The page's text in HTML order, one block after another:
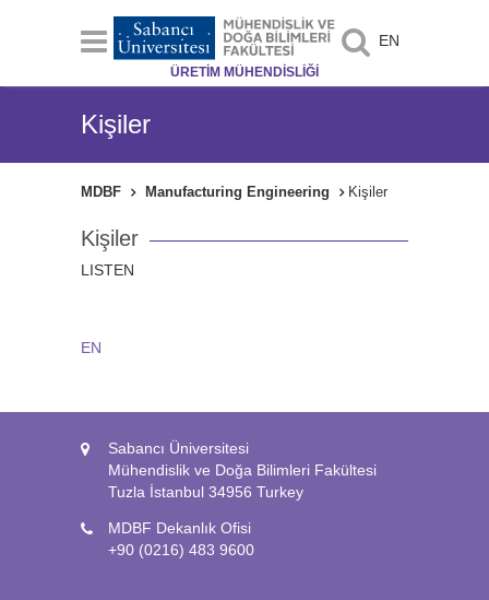
EN
ÜRETİM MÜHENDİSLİĞİ
Kişiler
MDBF Manufacturing Engineering Kişiler
Kişiler
LISTEN
EN
Sabancı Üniversitesi
Mühendislik ve Doğa Bilimleri Fakültesi
Tuzla İstanbul 34956 Turkey
MDBF Dekanlık Ofisi
+90 (0216) 483 9600